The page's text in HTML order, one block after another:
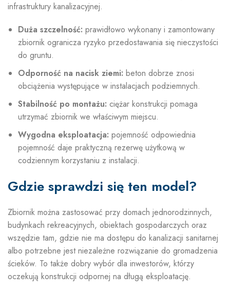
infrastruktury kanalizacyjnej.
Duża szczelność: prawidłowo wykonany i zamontowany
zbiornik ogranicza ryzyko przedostawania się nieczystości
do gruntu.
Odporność na nacisk ziemi: beton dobrze znosi
obciążenia występujące w instalacjach podziemnych.
Stabilność po montażu: ciężar konstrukcji pomaga
utrzymać zbiornik we właściwym miejscu.
Wygodna eksploatacja: pojemność odpowiednia
pojemność daje praktyczną rezerwę użytkową w
codziennym korzystaniu z instalacji.
Gdzie sprawdzi się ten model?
Zbiornik można zastosować przy domach jednorodzinnych,
budynkach rekreacyjnych, obiektach gospodarczych oraz
wszędzie tam, gdzie nie ma dostępu do kanalizacji sanitarnej
albo potrzebne jest niezależne rozwiązanie do gromadzenia
ścieków. To także dobry wybór dla inwestorów, którzy
oczekują konstrukcji odpornej na długą eksploatację.